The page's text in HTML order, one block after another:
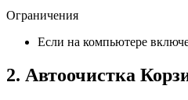
Ограничения
Если на компьютере
2. Автоочистка